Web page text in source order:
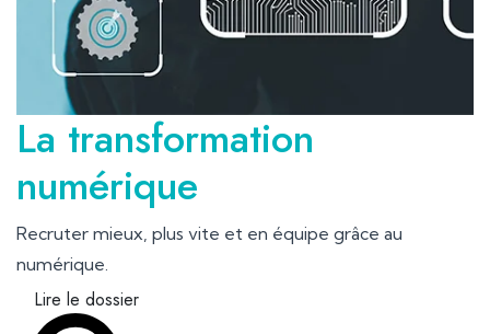
La transformation
numérique
Recruter mieux, plus vite et en équipe grâce au
numérique.
Lire le dossier